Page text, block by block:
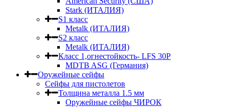
Stark (ИТАЛИЯ)
S1 класс
Metalk (ИТАЛИЯ)
S2 класс
Metalk (ИТАЛИЯ)
Класс 1,огнестойкость- LFS 30P
MDTB ASG (Германия)
Оружейные сейфы
Сейфы для пистолетов
Толщина металла 1.5 мм
Оружейные сейфы ЧИРОК